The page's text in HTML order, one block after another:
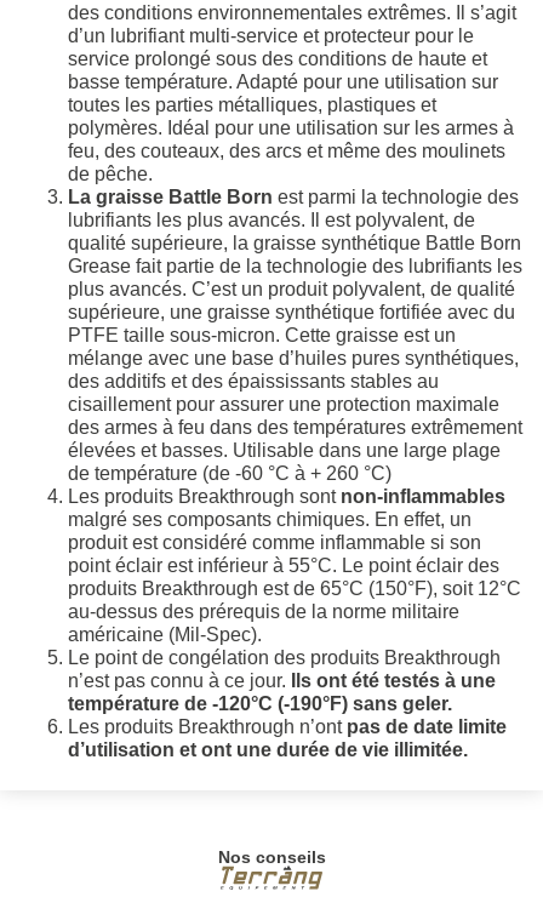
des conditions environnementales extrêmes. Il s’agit
d’un lubrifiant multi-service et protecteur pour le
service prolongé sous des conditions de haute et
basse température. Adapté pour une utilisation sur
toutes les parties métalliques, plastiques et
polymères. Idéal pour une utilisation sur les armes à
feu, des couteaux, des arcs et même des moulinets
de pêche.
La graisse Battle Born est parmi la technologie des
lubrifiants les plus avancés. Il est polyvalent, de
qualité supérieure, la graisse synthétique Battle Born
Grease fait partie de la technologie des lubrifiants les
plus avancés. C’est un produit polyvalent, de qualité
supérieure, une graisse synthétique fortifiée avec du
PTFE taille sous-micron. Cette graisse est un
mélange avec une base d’huiles pures synthétiques,
des additifs et des épaississants stables au
cisaillement pour assurer une protection maximale
des armes à feu dans des températures extrêmement
élevées et basses. Utilisable dans une large plage
de température (de -60 °C à + 260 °C)
Les produits Breakthrough sont non-inflammables
malgré ses composants chimiques. En effet, un
produit est considéré comme inflammable si son
point éclair est inférieur à 55°C. Le point éclair des
produits Breakthrough est de 65°C (150°F), soit 12°C
au-dessus des prérequis de la norme militaire
américaine (Mil-Spec).
Le point de congélation des produits Breakthrough
n’est pas connu à ce jour.
Ils ont été testés à une
température de -120°C (-190°F) sans geler.
Les produits Breakthrough n’ont pas de date limite
d’utilisation et ont une durée de vie illimitée.
Nos conseils